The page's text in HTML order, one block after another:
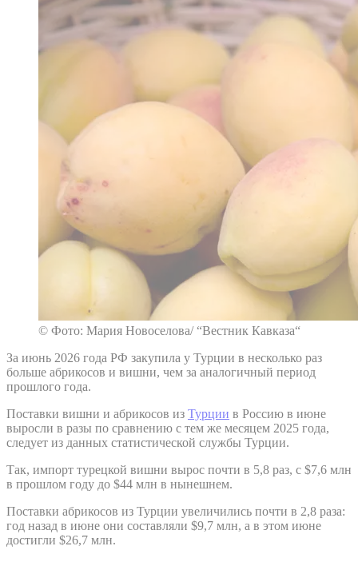
© Фото: Мария Новоселова/ “Вестник Кавказа“
За июнь 2026 года РФ закупила у Турции в несколько раз
больше абрикосов и вишни, чем за аналогичный период
прошлого года.
Поставки вишни и абрикосов из Турции в Россию в июне
выросли в разы по сравнению с тем же месяцем 2025 года,
следует из данных статистической службы Турции.
Так, импорт турецкой вишни вырос почти в 5,8 раз, с $7,6 млн
в прошлом году до $44 млн в нынешнем.
Поставки абрикосов из Турции увеличились почти в 2,8 раза:
год назад в июне они составляли $9,7 млн, а в этом июне
достигли $26,7 млн.